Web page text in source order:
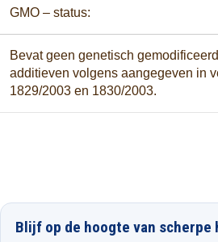
GMO – status:
Bevat geen genetisch
additieven volgens aangegeven in
1829/2003 en 1830/2003.
Blijf op de hoogte van scherpe